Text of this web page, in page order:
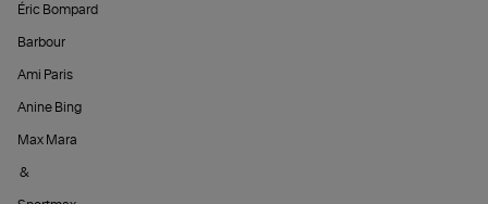
Éric Bompard
Barbour
Ami Paris
Anine Bing
Max Mara
&